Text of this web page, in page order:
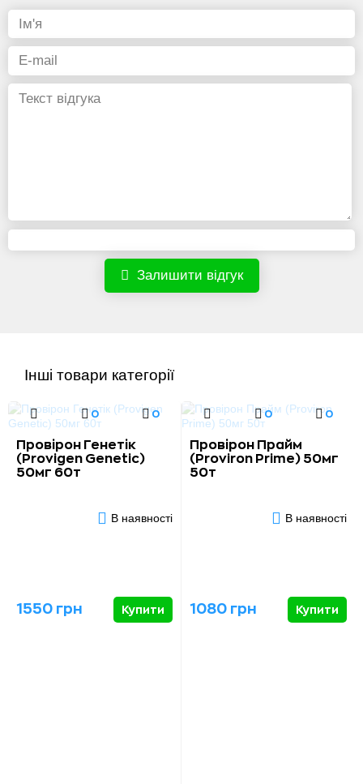
Залишити відгук
Інші товари категорії
0 0
Провірон Генетік
(Provigen Genetic)
50мг 60т
В наявності
1550 грн Купити
0 0
Провірон Прайм
(Proviron Prime) 50мг
50т
В наявності
1080 грн Купити